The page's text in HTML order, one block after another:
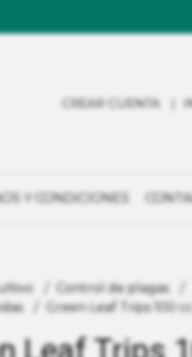
CREAR CUENTA
Y CONDICIONES
Control de plagas
Green Leaf Trips 100 cc